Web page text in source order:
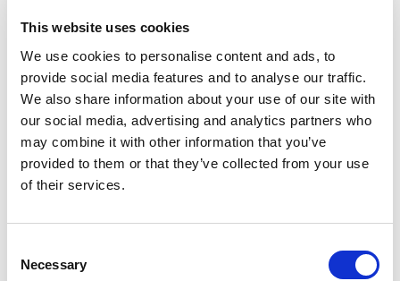
This website uses cookies
We use cookies to personalise content and ads, to
provide social media features and to analyse our traffic.
We also share information about your use of our site with
our social media, advertising and analytics partners who
may combine it with other information that you’ve
provided to them or that they’ve collected from your use
of their services.
Selection
Necessary
sur un des liens ci-
dessous.
Nous garantissons le
traitement strictement
confidentiel de chaque
candidature. En
d’ores et déjà pour